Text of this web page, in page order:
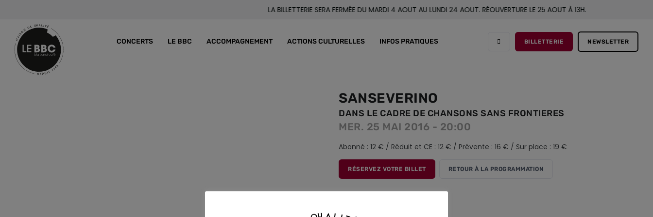
LA BILLETTERIE SERA FERMÉE DU MARDI 4 AOUT AU LUNDI 24 AOUT. RÉOUVERTURE LE 25 AOUT À 13H.
BILLETTERIE NEWSLETTER
CONCERTS LE BBC ACCOMPAGNEMENT ACTIONS CULTURELLES INFOS PRATIQUES
SANSEVERINO
DANS LE CADRE DE CHANSONS SANS FRONTIERES
MER. 25 MAI 2016 - 20:00
Abonné : 12 € / Réduit et CE : 12 € / Prévente : 16 € / Sur place : 19 €
RÉSERVEZ VOTRE BILLET RETOUR À LA PROGRAMMATION